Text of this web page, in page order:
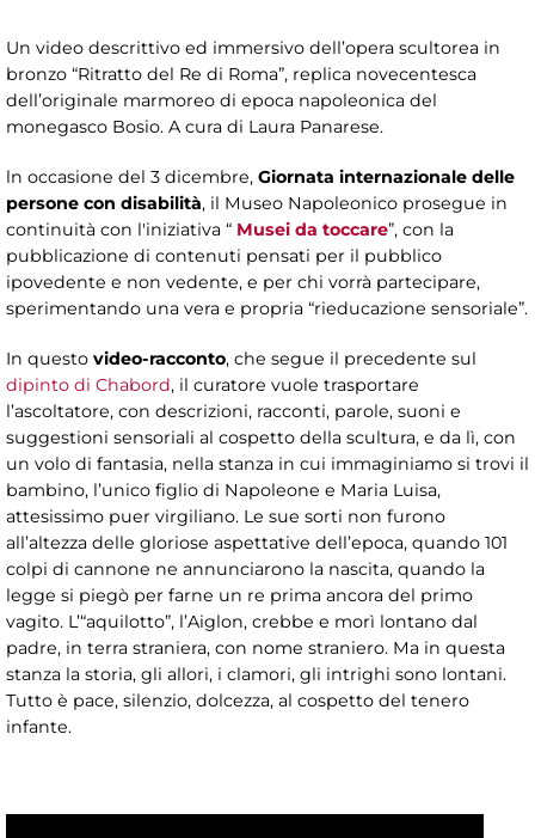
Un video descrittivo ed immersivo dell’opera scultorea in
bronzo “Ritratto del Re di Roma”, replica novecentesca
dell’originale marmoreo di epoca napoleonica del
monegasco Bosio. A cura di Laura Panarese.
ln occasione del 3 dicembre, Giornata internazionale delle
persone con disabilità, il Museo Napoleonico prosegue in
continuità con l'iniziativa “ Musei da toccare”, con la
pubblicazione di contenuti pensati per il pubblico
ipovedente e non vedente, e per chi vorrà partecipare,
sperimentando una vera e propria “rieducazione sensoriale”.
In questo video-racconto, che segue il precedente sul
dipinto di Chabord, il curatore vuole trasportare
l’ascoltatore, con descrizioni, racconti, parole, suoni e
suggestioni sensoriali al cospetto della scultura, e da lì, con
un volo di fantasia, nella stanza in cui immaginiamo si trovi il
bambino, l’unico figlio di Napoleone e Maria Luisa,
attesissimo puer virgiliano. Le sue sorti non furono
all’altezza delle gloriose aspettative dell’epoca, quando 101
colpi di cannone ne annunciarono la nascita, quando la
legge si piegò per farne un re prima ancora del primo
vagito. L’“aquilotto”, l’Aiglon, crebbe e morì lontano dal
padre, in terra straniera, con nome straniero. Ma in questa
stanza la storia, gli allori, i clamori, gli intrighi sono lontani.
Tutto è pace, silenzio, dolcezza, al cospetto del tenero
infante.